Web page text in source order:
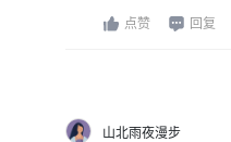
点赞 回复
山北雨夜漫步